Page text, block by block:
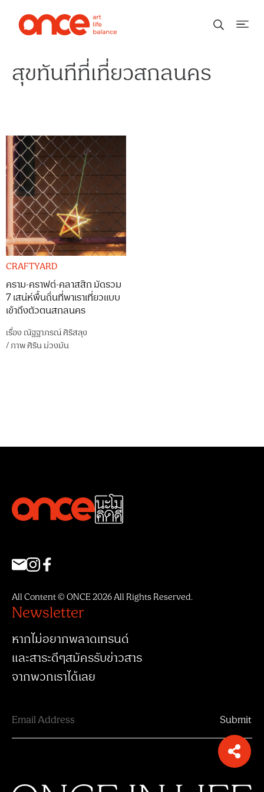
สุขทันทีที่เที่ยวสกลนคร
CRAFTYARD
คราม-คราฟต์-คลาสสิก มัดรวม
7 เสน่ห์พื้นถิ่นที่พาเราเที่ยวแบบ
เข้าถึงตัวตนสกลนคร
เรื่องณัฐฐาภรณ์ ศิริสลุง
/ภาพศิริน ม่วงมัน
All Content © ONCE 2026 All Rights Reserved.
Newsletter
หากไม่อยากพลาดเทรนด์
และสาระดีๆสมัครรับข่าวสาร
จากพวกเราได้เลย